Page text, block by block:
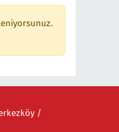
/